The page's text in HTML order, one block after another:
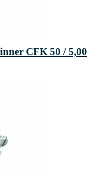
CFK 50 / 5,00